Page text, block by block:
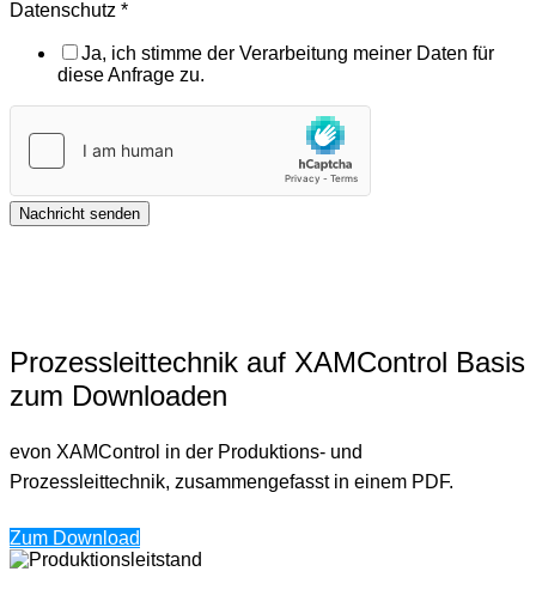
Datenschutz *
Ja, ich stimme der Verarbeitung meiner Daten für
diese Anfrage zu.
Nachricht senden
Prozessleittechnik auf XAMControl Basis
zum Downloaden
evon XAMControl in der Produktions- und
Prozessleittechnik, zusammengefasst in einem PDF.
Zum Download